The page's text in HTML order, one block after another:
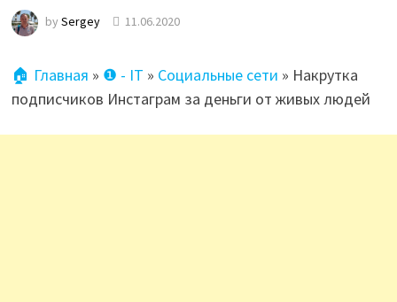
by Sergey 11.06.2020
🏠 Главная » ❶ - IT » Социальные сети » Накрутка
подписчиков Инстаграм за деньги от живых людей